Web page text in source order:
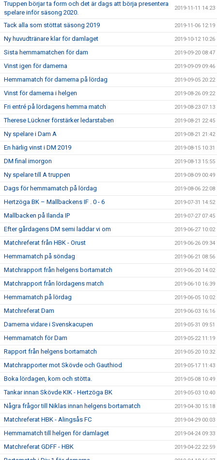
Truppen börjar ta form och det är dags att börja presentera
spelare inför säsong 2020.
2019-11-11 14:23
Tack alla som stöttat säsong 2019 2019-11-06 12:19
Ny huvudtränare klar för damlaget 2019-10-12 10:26
Sista hemmamatchen för dam 2019-09-20 08:47
Vinst igen för damerna 2019-09-09 09:46
Hemmamatch för damerna på lördag 2019-09-05 20:22
Vinst för damerna i helgen 2019-08-26 09:22
Fri entré på lördagens hemma match 2019-08-23 07:13
Therese Lückner förstärker ledarstaben 2019-08-21 22:45
Ny spelare i Dam A 2019-08-21 21:42
En härlig vinst i DM 2019 2019-08-15 10:31
DM final imorgon 2019-08-13 15:55
Ny spelare till A truppen 2019-08-09 00:49
Dags för hemmamatch på lördag 2019-08-06 22:08
Hertzöga BK – Mallbackens IF . 0 - 6 2019-07-31 14:52
Mallbacken på Ilanda IP 2019-07-27 07:45
Efter gårdagens DM semi laddar vi om 2019-06-27 10:02
Matchreferat från HBK - Orust 2019-06-26 09:34
Hemmamatch på söndag 2019-06-21 08:56
Matchrapport från helgens bortamatch 2019-06-20 14:02
Matchrapport från lördagens match 2019-06-10 16:39
Hemmamatch på lördag 2019-06-05 10:02
Matchreferat Dam 2019-06-03 16:16
Damerna vidare i Svenskacupen 2019-05-31 09:51
Hemmamatch för Dam 2019-05-22 11:19
Rapport från helgens bortamatch 2019-05-20 10:32
Matchrapporter mot Skövde och Gauthiod 2019-05-17 11:43
Boka lördagen, kom och stötta. 2019-05-08 10:49
Tankar innan Skövde KIK - Hertzöga BK 2019-05-03 10:40
Några frågor till Niklas innan helgens bortamatch 2019-04-30 15:18
Matchreferat HBK - Alingsås FC 2019-04-29 00:03
Hemmamatch till helgen för damlaget 2019-04-24 09:33
Matchreferat GDFF - HBK 2019-04-22 22:59